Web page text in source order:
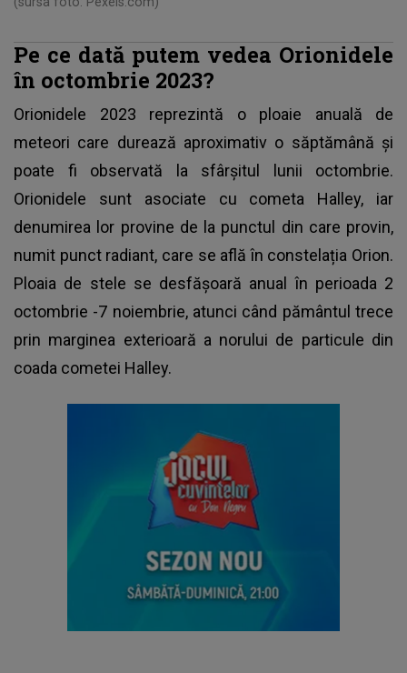
Pe ce dată putem vedea Orionidele
în octombrie 2023?
Orionidele 2023 reprezintă o ploaie anuală de
meteori care durează aproximativ o săptămână și
poate fi observată la sfârșitul lunii octombrie.
Orionidele sunt asociate cu cometa Halley, iar
denumirea lor provine de la punctul din care provin,
numit punct radiant, care se află în constelația Orion.
Ploaia de stele se desfășoară anual în perioada 2
octombrie -7 noiembrie, atunci când pământul trece
prin marginea exterioară a norului de particule din
coada cometei Halley.